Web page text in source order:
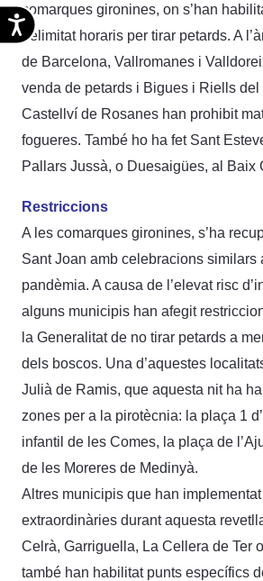
Accesibilidad
comarques gironines, on s’han
delimitat horaris per tirar petards. A
de Barcelona, Vallromanes i
venda de petards i Bigues i Riells
Castellví de Rosanes han prohibit
fogueres. També ho ha fet Sant
Pallars Jussà, o Duesaigües, al Baix
Restriccions
A les comarques gironines, s’ha
Sant Joan amb celebracions similars
pandèmia. A causa de l’elevat risc
alguns municipis han afegit
la Generalitat de no tirar petards a
dels boscos. Una d’aquestes
Julià de Ramis, que aquesta nit ha
zones per a la pirotècnia: la plaça 1
infantil de les Comes, la plaça de
de les Moreres de Medinyà.
Altres municipis que han
extraordinàries durant aquesta
Celrà, Garriguella, La Cellera de Ter
també han habilitat punts específics